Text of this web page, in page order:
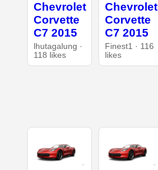
Chevrolet
Corvette
C7 2015
lhutagalung ·
118 likes
Chevrolet
Corvette
C7 2015
Finest1 · 116
likes